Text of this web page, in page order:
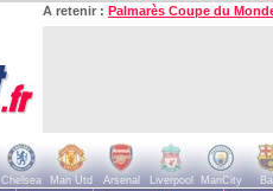
A retenir : Palmarès Coupe du
Chelsea Man Utd Arsenal Liverpool ManCity